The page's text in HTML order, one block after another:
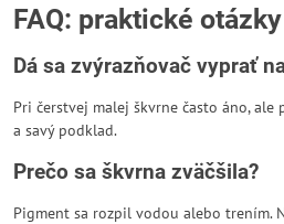
FAQ: praktické otázky
Dá sa zvýrazňovač vyprať
Pri čerstvej malej škvrne často áno,
a savý podklad.
Prečo sa škvrna zväčšila?
Pigment sa rozpil vodou alebo trením.